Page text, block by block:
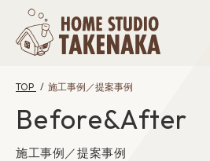
TOP 施工事例／提案事例
Before&After
施工事例／提案事例